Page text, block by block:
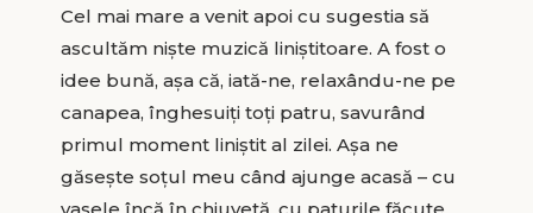
Cel mai mare a venit apoi cu sugestia să
ascultăm nişte muzică liniştitoare. A fost o
idee bună, aşa că, iată-ne, relaxându-ne pe
canapea, înghesuiţi toţi patru, savurând
primul moment liniştit al zilei. Aşa ne
găseşte soţul meu când ajunge acasă – cu